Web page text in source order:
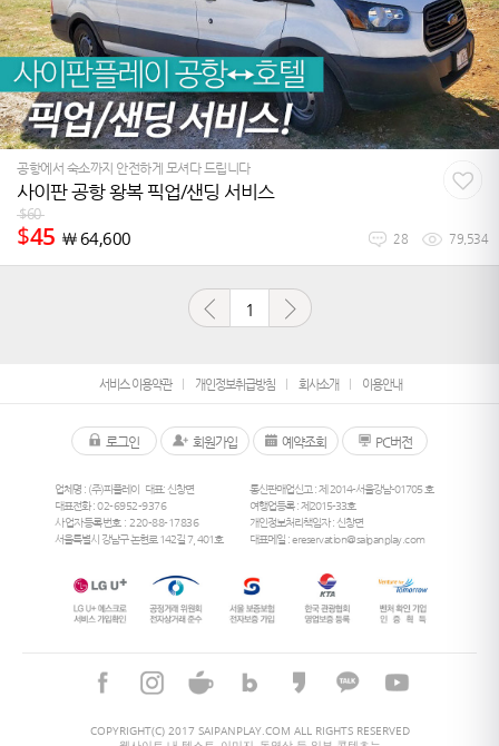
공항에서 숙소까지 안전하게 모셔다 드립니다
사이판 공항 왕복 픽업/샌딩 서비스
$60
$45 ￦64,600 28 79,534
1
서비스 이용약관 개인정보취급방침 회사소개 이용안내
로그인 회원가입 예약조회 PC버전
업체명 : (주)피플레이
대표: 신창면
대표전화 :02-6952-9376
사업자등록번호 : 220-88-17836
서울특별시 강남구 논현로 142길 7, 401호
통신판매업신고 : 제 2014-서울강남-01705 호
여행업등록 : 제2015-33호
개인정보처리책임자 : 신창면
대표메일 :ereservation@saipanplay.com
COPYRIGHT(C) 2017 SAIPANPLAY.COM ALL RIGHTS RESERVED